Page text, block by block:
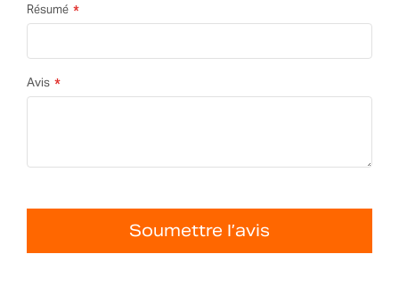
Résumé
Avis
Soumettre l’avis